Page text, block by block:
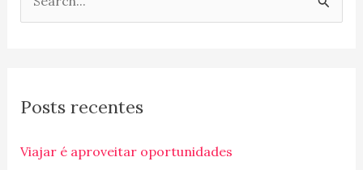
u
s
Posts recentes
Viajar é aproveitar oportunidades